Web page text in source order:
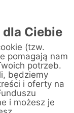
Szkód
Ciebie
(tzw.
pomagają nam
potrzeb.
będziemy
i oferty na
i możesz je